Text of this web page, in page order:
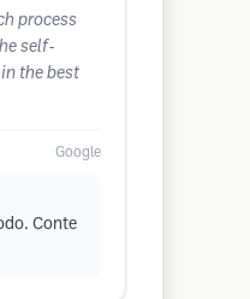
process
self-
the best
Google
Conte